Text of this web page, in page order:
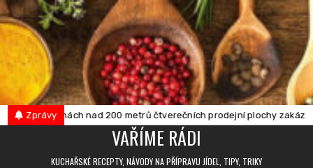
Skip
to
content
Zprávy nad 200 metrů čtverečních prodejní plochy zakázán
VAŘÍME RÁDI
KUCHAŘSKÉ RECEPTY, NÁVODY NA PŘÍPRAVU JÍDEL, TIPY, TRIKY